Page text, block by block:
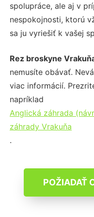
spolupráce, ale aj v
nespokojnosti, ktorú
sa ju vyriešiť k vašej
Rez broskyne
nemusíte obávať.
viac informácií.
napríklad
Anglická záhrada
záhrady Vrakuňa
.
POŽIADAŤ